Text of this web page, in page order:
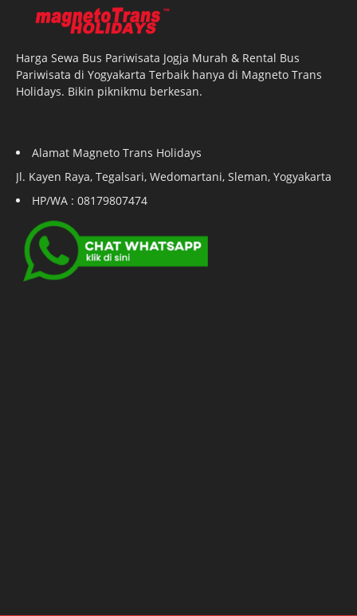
Harga Sewa Bus Pariwisata Jogja Murah & Rental Bus
Pariwisata di Yogyakarta Terbaik hanya di Magneto Trans
Holidays. Bikin piknikmu berkesan.
Alamat Magneto Trans Holidays
Jl. Kayen Raya, Tegalsari, Wedomartani, Sleman, Yogyakarta
HP/WA : 08179807474